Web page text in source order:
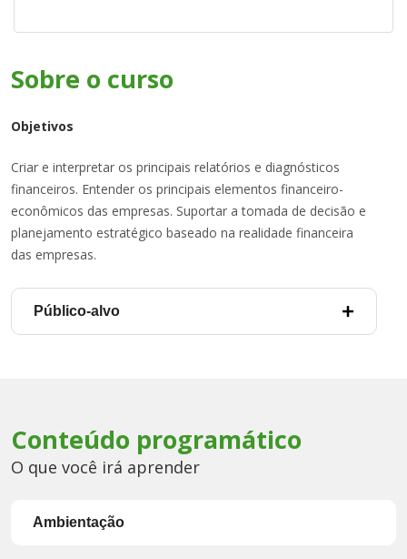
Sobre o curso
Objetivos
Criar e interpretar os principais relatórios e diagnósticos
financeiros. Entender os principais elementos financeiro-
econômicos das empresas. Suportar a tomada de decisão e
planejamento estratégico baseado na realidade financeira
das empresas.
Público-alvo
Conteúdo programático
O que você irá aprender
Ambientação